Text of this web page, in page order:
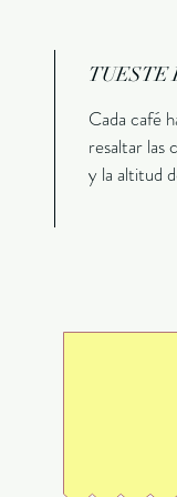
TUESTE
Cada café
resaltar las
y la altitud